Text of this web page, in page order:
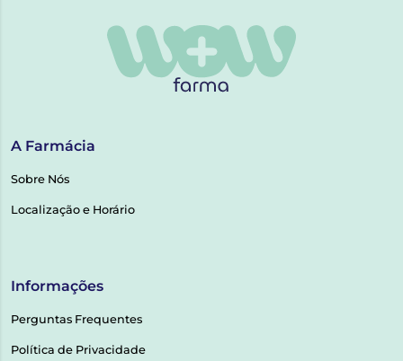
A Farmácia
Sobre Nós
Localização e Horário
Informações
Perguntas Frequentes
Política de Privacidade